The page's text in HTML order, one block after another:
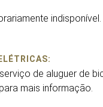
indisponível.
de aluguer de
mais informação.